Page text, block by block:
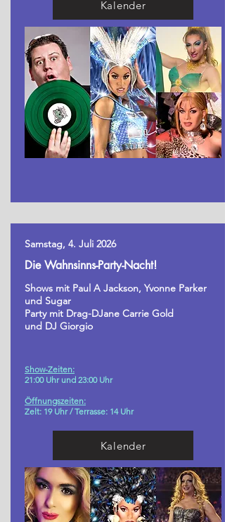
Kalender
Samstag, 4. Juli 2026
Die Wahnsinns-Party-Nacht!
Shows mit Paul A Jackson, Yvonne Parker
und Sugar
Party mit Drag-DJane Carrie Gold
und DJ Giorgio
Show-Zeiten:
21:00 Uhr und 23:00 Uhr
Öffnungszeiten:
Zelt: 19 Uhr /Terrasse: 14 Uhr
Kalender